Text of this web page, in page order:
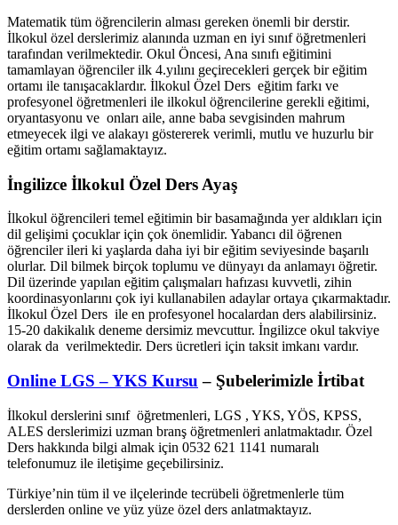
Matematik tüm öğrencilerin alması gereken önemli bir derstir.
İlkokul özel derslerimiz alanında uzman en iyi sınıf öğretmenleri
tarafından verilmektedir. Okul Öncesi, Ana sınıfı eğitimini
tamamlayan öğrenciler ilk 4.yılını geçirecekleri gerçek bir eğitim
ortamı ile tanışacaklardır. İlkokul Özel Ders eğitim farkı ve
profesyonel öğretmenleri ile ilkokul öğrencilerine gerekli eğitimi,
oryantasyonu ve onları aile, anne baba sevgisinden mahrum
etmeyecek ilgi ve alakayı göstererek verimli, mutlu ve huzurlu bir
eğitim ortamı sağlamaktayız.
İngilizce İlkokul Özel Ders Ayaş
İlkokul öğrencileri temel eğitimin bir basamağında yer aldıkları için
dil gelişimi çocuklar için çok önemlidir. Yabancı dil öğrenen
öğrenciler ileri ki yaşlarda daha iyi bir eğitim seviyesinde başarılı
olurlar. Dil bilmek birçok toplumu ve dünyayı da anlamayı öğretir.
Dil üzerinde yapılan eğitim çalışmaları hafızası kuvvetli, zihin
koordinasyonlarını çok iyi kullanabilen adaylar ortaya çıkarmaktadır.
İlkokul Özel Ders ile en profesyonel hocalardan ders alabilirsiniz.
15-20 dakikalık deneme dersimiz mevcuttur. İngilizce okul takviye
olarak da verilmektedir. Ders ücretleri için taksit imkanı vardır.
Online LGS – YKS Kursu – Şubelerimizle İrtibat
İlkokul derslerini sınıf öğretmenleri, LGS , YKS, YÖS, KPSS,
ALES derslerimizi uzman branş öğretmenleri anlatmaktadır. Özel
Ders hakkında bilgi almak için 0532 621 1141 numaralı
telefonumuz ile iletişime geçebilirsiniz.
Türkiye’nin tüm il ve ilçelerinde tecrübeli öğretmenlerle tüm
derslerden online ve yüz yüze özel ders anlatmaktayız.